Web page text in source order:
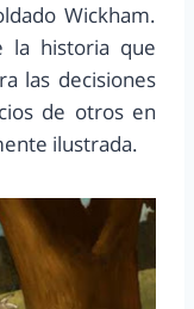
Wickham.
la historia que
las decisiones
de otros en
ilustrada.